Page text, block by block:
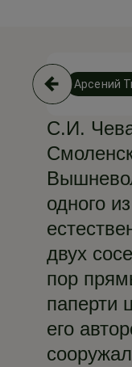
Арсений
С.И.
одного
двух
пор
паперти
его